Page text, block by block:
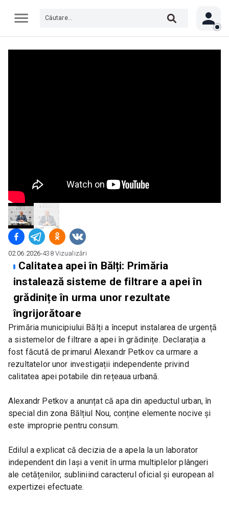
Calitatea apei în Bălți: Primăria
instalează sisteme de filtrare a apei în
grădinițe în urma unor rezultate
îngrijorătoare
02.06.2026∙438 Vizualizări
Primăria municipiului Bălți a început instalarea de urgență
a sistemelor de filtrare a apei în grădinițe. Declarația a
fost făcută de primarul Alexandr Petkov ca urmare a
rezultatelor unor investigații independente privind
calitatea apei potabile din rețeaua urbană.
Alexandr Petkov a anunțat că apa din apeductul urban, în
special din zona Bălțiul Nou, conține elemente nocive și
este improprie pentru consum.
Edilul a explicat că decizia de a apela la un laborator
independent din Iași a venit în urma multiplelor plângeri
ale cetățenilor, subliniind caracterul oficial și european al
expertizei efectuate.